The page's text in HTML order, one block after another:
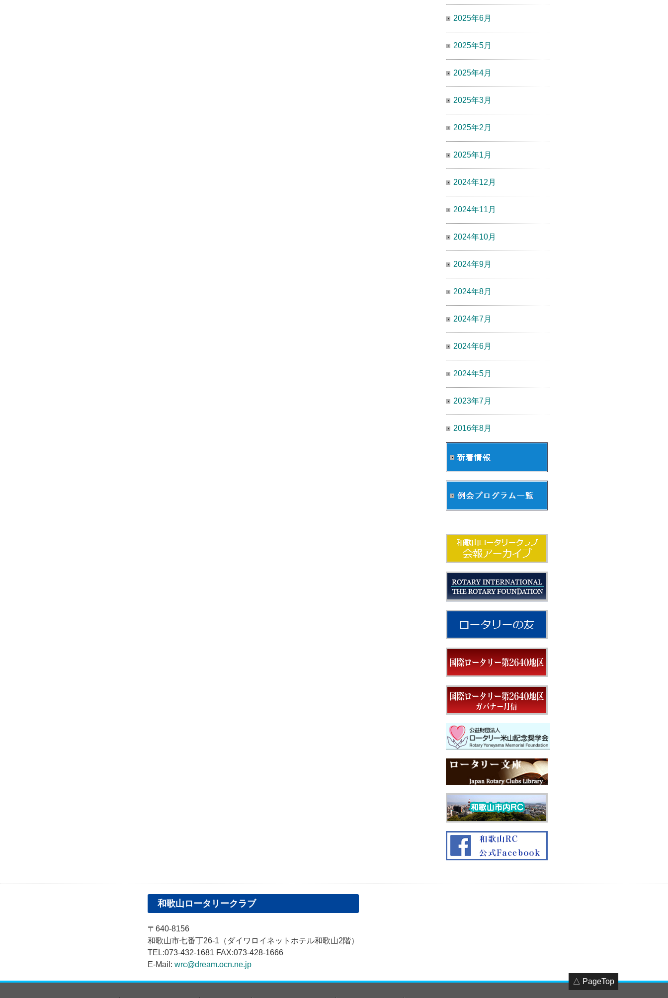
2025年6月
2025年5月
2025年4月
2025年3月
2025年2月
2025年1月
2024年12月
2024年11月
2024年10月
2024年9月
2024年8月
2024年7月
2024年6月
2024年5月
2023年7月
2016年8月
和歌山ロータリークラブ
〒640-8156
和歌山市七番丁26-1（ダイワロイネットホテル和歌山2階）
TEL:073-432-1681 FAX:073-428-1666
E-Mail: wrc@dream.ocn.ne.jp
△ PageTop